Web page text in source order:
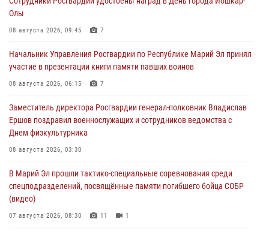
Олы
08 августа 2026, 09:45 7
Начальник Управления Росгвардии по Республике Марий Эл принял
участие в презентации книги памяти павших воинов
08 августа 2026, 06:15 7
Заместитель директора Росгвардии генерал-полковник Владислав
Ершов поздравил военнослужащих и сотрудников ведомства с
Днем физкультурника
08 августа 2026, 03:30
В Марий Эл прошли тактико-специальные соревнования среди
спецподразделений, посвящённые памяти погибшего бойца СОБР
(видео)
07 августа 2026, 08:30 11 1